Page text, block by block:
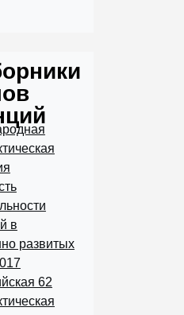
в
развитых
62